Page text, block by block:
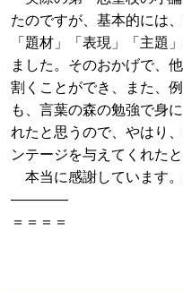
たのですが、基本的には
「題材」「表現」「主題
ました。そのおかげで、
割くことができ、また、
も、言葉の森の勉強で身
れたと思うので、やはり
ンテージを与えてくれたと
本当に感謝しています
――――
＝＝＝＝